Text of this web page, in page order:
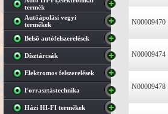
termék
Autóápolási vegyi
termékek
Belső autófelszerelések
Dísztárcsák
Elektromos felszerelések
Forrasztástechnika
Házi HI-FI termékek
N00009470
N00009474
N00009478